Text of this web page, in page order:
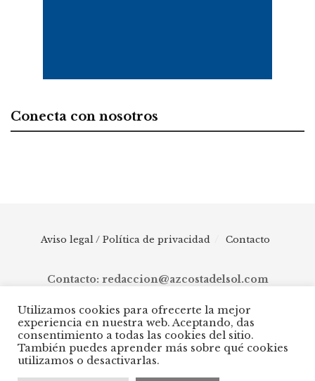
Conecta con nosotros
Aviso legal / Política de privacidad Contacto
Contacto: redaccion@azcostadelsol.com
© 2025 AZ Costa del Sol - Diario digital de Málaga capital hasta
Manilva, pasando por Torremolinos, Benalmádena, Fuengirola,
Mijas, Ojén, Marbella, Istán, Benahavís, Estepona y Casares.
Utilizamos cookies para ofrecerte la mejor
experiencia en nuestra web. Aceptando, das
consentimiento a todas las cookies del sitio.
También puedes aprender más sobre qué cookies
utilizamos o desactivarlas.